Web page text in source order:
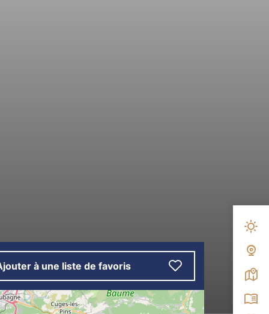
à une liste de favoris